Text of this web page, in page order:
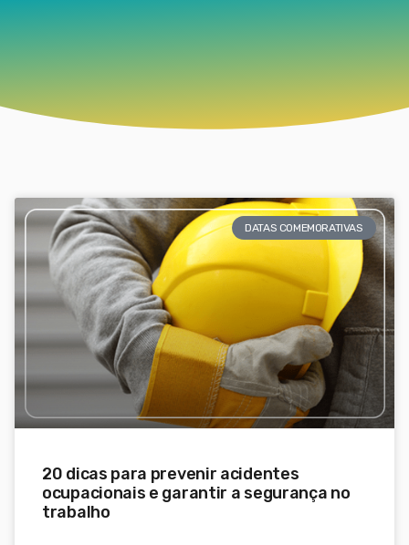
DATAS COMEMORATIVAS
20 dicas para prevenir acidentes
ocupacionais e garantir a segurança no
trabalho